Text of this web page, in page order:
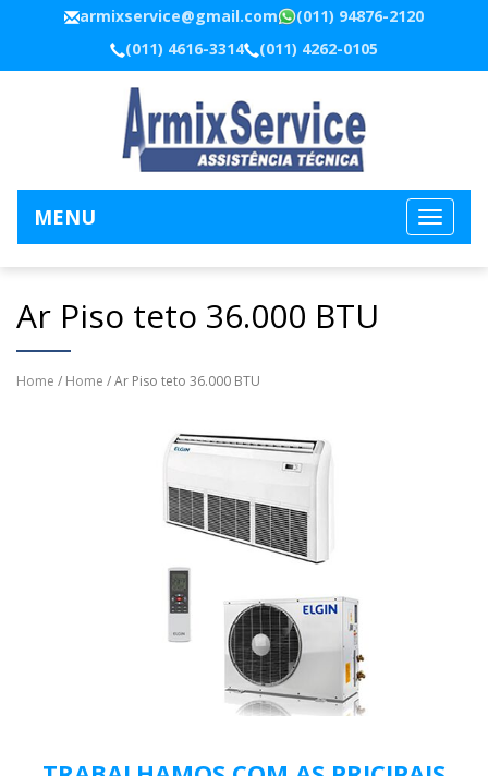
armixservice@gmail.com
(011) 94876-2120
(011) 4616-3314
(011) 4262-0105
MENU
Ar Piso teto 36.000 BTU
Home / Home / Ar Piso teto 36.000 BTU